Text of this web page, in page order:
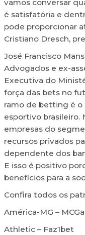
vamos conversar
é satisfatória e
pode proporcionar
Cristiano Dresch,
José Francisco
Advogados e ex-
Executiva do
força das bets no
ramo de betting é
esportivo brasileiro.
empresas do
recursos privados
dependente dos
E isso é positivo
benefícios para a
Confira todos os
América-MG –
Athletic – Faz1bet